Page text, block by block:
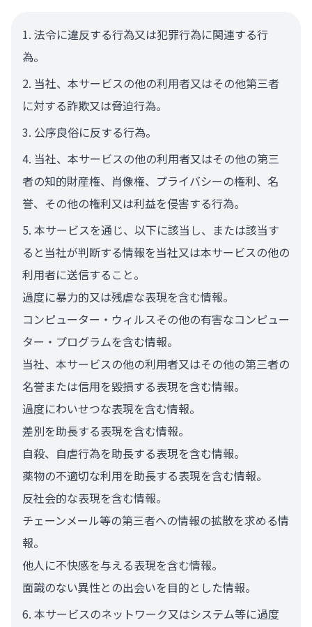
法令に違反する行為又は犯罪行為に関連する行
為。
当社、本サービスの他の利用者又はその他第三者
に対する詐欺又は脅迫行為。
公序良俗に反する行為。
当社、本サービスの他の利用者又はその他の第三
者の知的財産権、肖像権、プライバシーの権利、名
誉、その他の権利又は利益を侵害する行為。
本サービスを通じ、以下に該当し、または該当す
ると当社が判断する情報を当社又は本サービスの他の
利用者に送信すること。
過度に暴力的又は残虐な表現を含む情報。
コンピューター・ウィルスその他の有害なコンピュー
ター・プログラムを含む情報。
当社、本サービスの他の利用者又はその他の第三者の
名誉または信用を毀損する表現を含む情報。
過度にわいせつな表現を含む情報。
差別を助長する表現を含む情報。
自殺、自虐行為を助長する表現を含む情報。
薬物の不適切な利用を助長する表現を含む情報。
反社会的な表現を含む情報。
チェーンメール等の第三者への情報の拡散を求める情
報。
他人に不快感を与える表現を含む情報。
面識のない異性との出会いを目的とした情報。
本サービスのネットワーク又はシステム等に過度